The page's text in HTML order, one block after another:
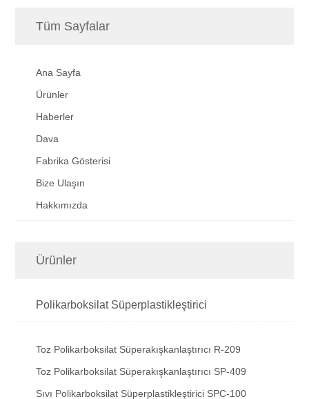
Tüm Sayfalar
Ana Sayfa
Ürünler
Haberler
Dava
Fabrika Gösterisi
Bize Ulaşın
Hakkımızda
Ürünler
Polikarboksilat Süperplastikleştirici
Toz Polikarboksilat Süperakışkanlaştırıcı R-209
Toz Polikarboksilat Süperakışkanlaştırıcı SP-409
Sıvı Polikarboksilat Süperplastikleştirici SPC-100